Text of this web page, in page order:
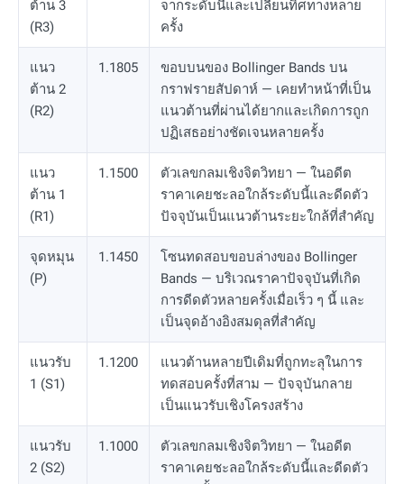
ต้าน 3
(R3)
จากระดับนี้และเปลี่ยนทิศทางหลาย
ครั้ง
แนว
ต้าน 2
(R2)
1.1805
ขอบบนของ Bollinger Bands บน
กราฟรายสัปดาห์ — เคยทำหน้าที่เป็น
แนวต้านที่ผ่านได้ยากและเกิดการถูก
ปฏิเสธอย่างชัดเจนหลายครั้ง
แนว
ต้าน 1
(R1)
1.1500
ตัวเลขกลมเชิงจิตวิทยา — ในอดีต
ราคาเคยชะลอใกล้ระดับนี้และดีดตัว
ปัจจุบันเป็นแนวต้านระยะใกล้ที่สำคัญ
จุดหมุน
(P)
1.1450
โซนทดสอบขอบล่างของ Bollinger
Bands — บริเวณราคาปัจจุบันที่เกิด
การดีดตัวหลายครั้งเมื่อเร็ว ๆ นี้ และ
เป็นจุดอ้างอิงสมดุลที่สำคัญ
แนวรับ
1 (S1)
1.1200
แนวต้านหลายปีเดิมที่ถูกทะลุในการ
ทดสอบครั้งที่สาม — ปัจจุบันกลาย
เป็นแนวรับเชิงโครงสร้าง
แนวรับ
2 (S2)
1.1000
ตัวเลขกลมเชิงจิตวิทยา — ในอดีต
ราคาเคยชะลอใกล้ระดับนี้และดีดตัว